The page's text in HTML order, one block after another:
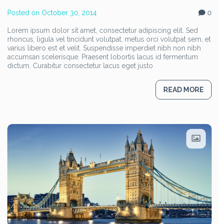
Posted on October 30, 2014 0
Lorem ipsum dolor sit amet, consectetur adipiscing elit. Sed
rhoncus, ligula vel tincidunt volutpat, metus orci volutpat sem, et
varius libero est et velit. Suspendisse imperdiet nibh non nibh
accumsan scelerisque. Praesent lobortis lacus id fermentum
dictum. Curabitur consectetur lacus eget justo
READ MORE